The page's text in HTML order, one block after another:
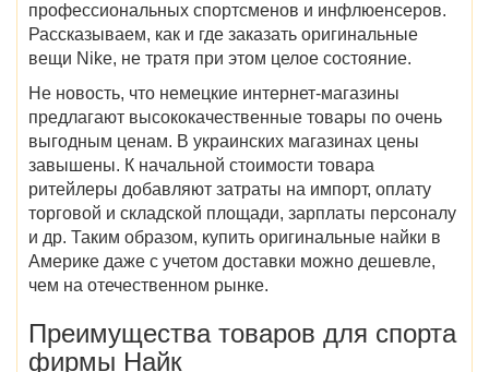
профессиональных спортсменов и инфлюенсеров.
Рассказываем, как и где заказать оригинальные
вещи Nike, не тратя при этом целое состояние.
Не новость, что немецкие интернет-магазины
предлагают высококачественные товары по очень
выгодным ценам. В украинских магазинах цены
завышены. К начальной стоимости товара
ритейлеры добавляют затраты на импорт, оплату
торговой и складской площади, зарплаты персоналу
и др. Таким образом, купить оригинальные найки в
Америке даже с учетом доставки можно дешевле,
чем на отечественном рынке.
Преимущества товаров для спорта
фирмы Найк